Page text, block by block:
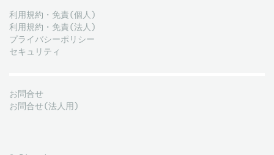
利用規約・免責(個人)
利用規約・免責(法人)
プライバシーポリシー
セキュリティ
お問合せ
お問合せ(法人用)